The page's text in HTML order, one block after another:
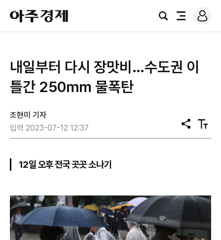
아
주
경
검
전
로
그
내일부터 다시 장맛비…수도권 이
틀간 250㎜ 물폭탄
조현미 기자
입력 2023-07-12 12:37
공
유
텍
스
12일 오후 전국 곳곳 소나기